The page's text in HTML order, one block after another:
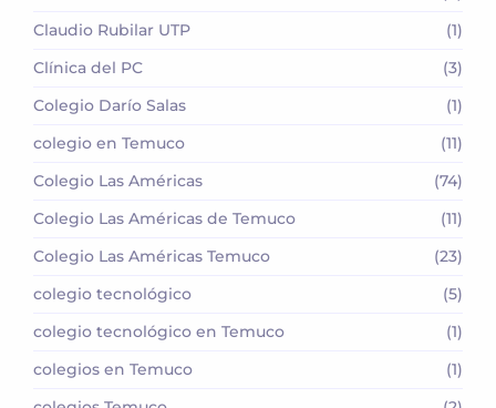
Claudio Rubilar UTP
(1)
Clínica del PC
(3)
Colegio Darío Salas
(1)
colegio en Temuco
(11)
Colegio Las Américas
(74)
Colegio Las Américas de Temuco
(11)
Colegio Las Américas Temuco
(23)
colegio tecnológico
(5)
colegio tecnológico en Temuco
(1)
colegios en Temuco
(1)